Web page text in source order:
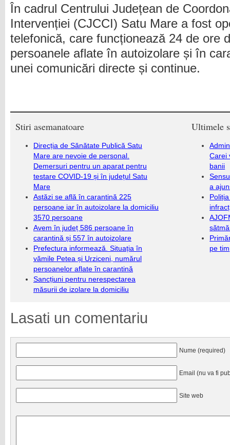
În cadrul Centrului Județean de
Intervenției (CJCCI) Satu Mare a fost
telefonică, care funcționează 24 de ore
persoanele aflate în autoizolare și în
unei comunicări directe și continue.
Stiri asemanatoare
Direcția de Sănătate Publică Satu
Mare are nevoie de personal.
Demersuri pentru un aparat pentru
testare COVID-19 și în județul Satu
Mare
Astăzi se află în carantină 225
persoane iar în autoizolare la domiciliu
3570 persoane
Avem în județ 586 persoane în
carantină și 557 în autoizolare
Prefectura informează. Situația în
vămile Petea și Urziceni, numărul
persoanelor aflate în carantină
Sancțiuni pentru nerespectarea
măsurii de izolare la domiciliu
Ultimele
Carei
banii
a
pe
Lasati un comentariu
Nume (required)
Email (nu va fi
Site web